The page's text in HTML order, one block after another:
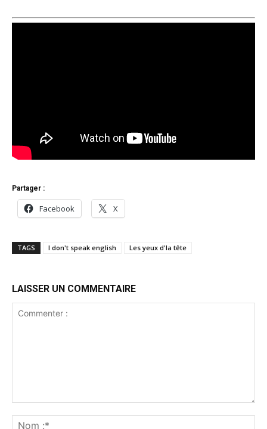
Partager :
Facebook X
TAGS I don't speak english Les yeux d'la tête
LAISSER UN COMMENTAIRE